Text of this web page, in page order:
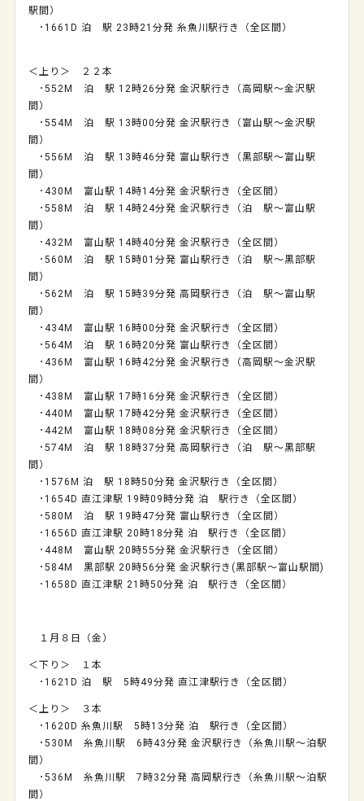
駅間）
･1661D 泊 駅 23時21分発 糸魚川駅行き（全区間）
＜上り＞ ２２本
･552M 泊 駅 12時26分発 金沢駅行き（高岡駅～金沢駅
間）
･554M 泊 駅 13時00分発 金沢駅行き（富山駅～金沢駅
間）
･556M 泊 駅 13時46分発 富山駅行き（黒部駅～富山駅
間）
･430M 富山駅 14時14分発 金沢駅行き（全区間）
･558M 泊 駅 14時24分発 金沢駅行き（泊 駅～富山駅
間）
･432M 富山駅 14時40分発 金沢駅行き（全区間）
･560M 泊 駅 15時01分発 富山駅行き（泊 駅～黒部駅
間）
･562M 泊 駅 15時39分発 高岡駅行き（泊 駅～富山駅
間）
･434M 富山駅 16時00分発 金沢駅行き（全区間）
･564M 泊 駅 16時20分発 富山駅行き（全区間）
･436M 富山駅 16時42分発 金沢駅行き（高岡駅～金沢駅
間）
･438M 富山駅 17時16分発 金沢駅行き（全区間）
･440M 富山駅 17時42分発 金沢駅行き（全区間）
･442M 富山駅 18時08分発 金沢駅行き（全区間）
･574M 泊 駅 18時37分発 高岡駅行き（泊 駅～黒部駅
間）
･1576M 泊 駅 18時50分発 金沢駅行き（全区間）
･1654D 直江津駅 19時09時分発 泊 駅行き（全区間）
･580M 泊 駅 19時47分発 富山駅行き（全区間）
･1656D 直江津駅 20時18分発 泊 駅行き（全区間）
･448M 富山駅 20時55分発 金沢駅行き（全区間）
･584M 黒部駅 20時56分発 金沢駅行き(黒部駅～富山駅間)
･1658D 直江津駅 21時50分発 泊 駅行き（全区間）
１月８日（金）
＜下り＞ １本
･1621D 泊 駅 5時49分発 直江津駅行き（全区間）
＜上り＞ ３本
･1620D 糸魚川駅 5時13分発 泊 駅行き（全区間）
･530M 糸魚川駅 6時43分発 金沢駅行き（糸魚川駅～泊駅
間）
･536M 糸魚川駅 7時32分発 高岡駅行き（糸魚川駅～泊駅
間）